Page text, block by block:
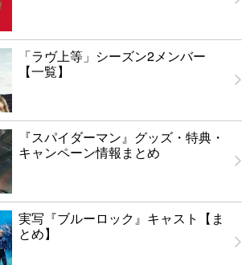
「ラヴ上等」シーズン2メンバー
【一覧】
『スパイダーマン』グッズ・特典・
キャンペーン情報まとめ
実写『ブルーロック』キャスト【ま
とめ】